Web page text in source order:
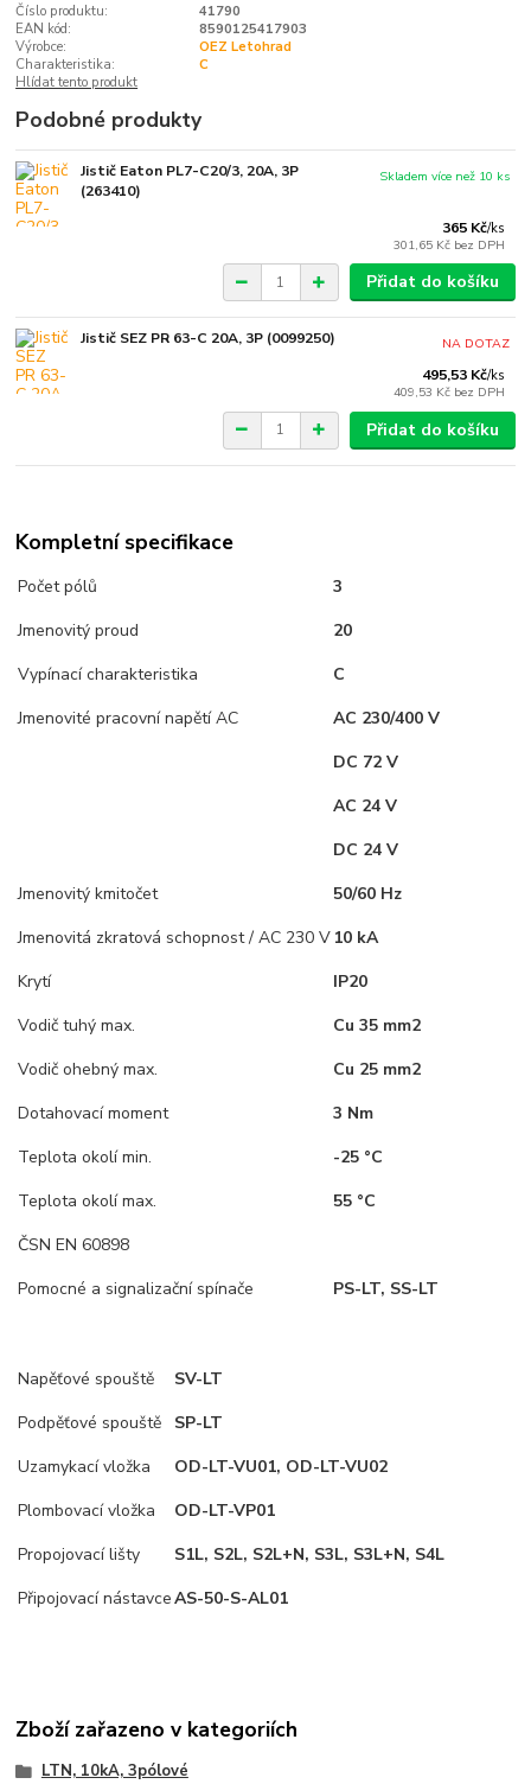
Číslo produktu:
41790
EAN kód:
8590125417903
Výrobce:
OEZ Letohrad
Charakteristika:
C
Hlídat tento produkt
Podobné produkty
Jistič Eaton PL7-C20/3, 20A, 3P
(263410)
365 Kč/ks
301,65 Kč bez DPH
Skladem více než 10 ks
Přidat do košíku
Jistič SEZ PR 63-C 20A, 3P (0099250)
495,53 Kč/ks
409,53 Kč bez DPH
NA DOTAZ
Přidat do košíku
Kompletní specifikace
Počet pólů
3
Jmenovitý proud
20
Vypínací charakteristika
C
Jmenovité pracovní napětí AC
AC 230/400 V
DC 72 V
AC 24 V
DC 24 V
Jmenovitý kmitočet
50/60 Hz
Jmenovitá zkratová schopnost / AC 230 V 10 kA
Krytí
IP20
Vodič tuhý max.
Cu 35 mm2
Vodič ohebný max.
Cu 25 mm2
Dotahovací moment
3 Nm
Teplota okolí min.
-25 °C
Teplota okolí max.
55 °C
ČSN EN 60898
Pomocné a signalizační spínače
PS-LT, SS-LT
Napěťové spouště
SV-LT
Podpěťové spouště
SP-LT
Uzamykací vložka
OD-LT-VU01, OD-LT-VU02
Plombovací vložka
OD-LT-VP01
Propojovací lišty
S1L, S2L, S2L+N, S3L, S3L+N, S4L
Připojovací nástavceAS-50-S-AL01
Zboží zařazeno v kategoriích
LTN, 10kA, 3pólové